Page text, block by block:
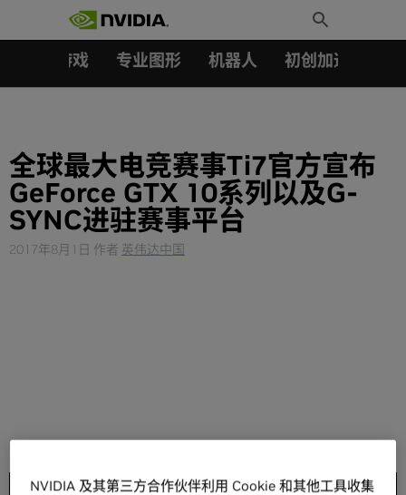
Toggle
Search
游戏 专业图形 机器人 初创加速会员成
全球最大电竞赛事Ti7官方宣布
GeForce GTX 10系列以及G-
SYNC进驻赛事平台
2017年8月1日 作者 英伟达中国
NVIDIA 及其第三方合作伙伴利用 Cookie 和其他工具收集